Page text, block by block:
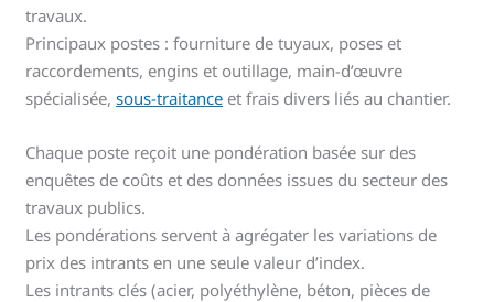
travaux.
Principaux postes : fourniture de tuyaux, poses et
raccordements, engins et outillage, main-d’œuvre
spécialisée,sous-traitance et frais divers liés au chantier.
Chaque poste reçoit une pondération basée sur des
enquêtes de coûts et des données issues du secteur des
travaux publics.
Les pondérations servent à agrégater les variations de
prix des intrants en une seule valeur d’index.
Les intrants clés (acier, polyéthylène, béton, pièces de